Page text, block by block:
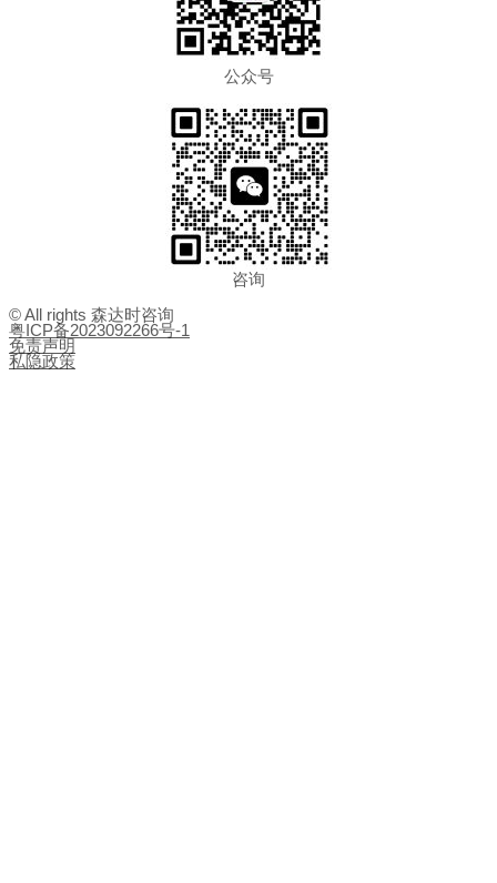
公众号
咨询
© All rights 森达时咨询
粤ICP备2023092266号-1
免责声明
私隐政策